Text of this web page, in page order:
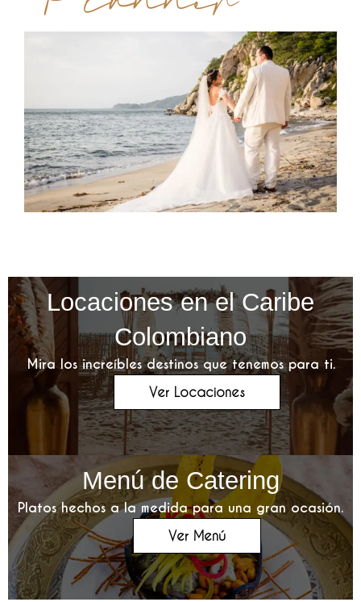
Locaciones en el Caribe
Colombiano
Mira los increíbles destinos que tenemos para ti.
Ver Locaciones
Menú de Catering
Platos hechos a la medida para una gran ocasión.
Ver Menú